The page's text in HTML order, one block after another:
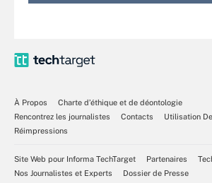
À Propos
Charte d’éthique et de déontologie
Rencontrez les journalistes
Contacts
Utilisation
Réimpressions
Site Web pour Informa TechTarget Partenaires
Nos Journalistes et Experts
Dossier de Presse